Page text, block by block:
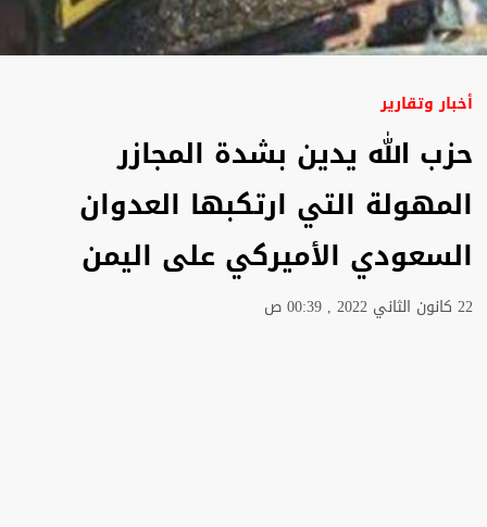
أخبار وتقارير
حزب الله يدين بشدة المجازر
المهولة التي ارتكبها العدوان
السعودي الأميركي على اليمن
22 كانون الثاني 2022 , 00:39 ص